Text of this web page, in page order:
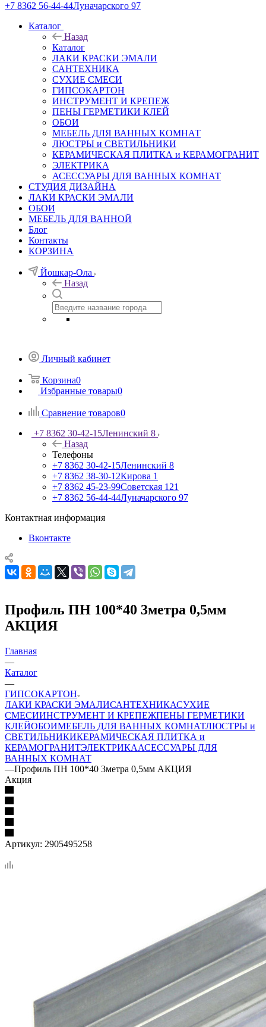
+7 8362 56-44-44Луначарского 97
Каталог
Назад
Каталог
ЛАКИ КРАСКИ ЭМАЛИ
САНТЕХНИКА
СУХИЕ СМЕСИ
ГИПСОКАРТОН
ИНСТРУМЕНТ И КРЕПЕЖ
ПЕНЫ ГЕРМЕТИКИ КЛЕЙ
ОБОИ
МЕБЕЛЬ ДЛЯ ВАННЫХ КОМНАТ
ЛЮСТРЫ и СВЕТИЛЬНИКИ
КЕРАМИЧЕСКАЯ ПЛИТКА и КЕРАМОГРАНИТ
ЭЛЕКТРИКА
АСЕССУАРЫ ДЛЯ ВАННЫХ КОМНАТ
СТУДИЯ ДИЗАЙНА
ЛАКИ КРАСКИ ЭМАЛИ
ОБОИ
МЕБЕЛЬ ДЛЯ ВАННОЙ
Блог
Контакты
КОРЗИНА
Йошкар-Ола
Назад
Личный кабинет
Корзина0
Избранные товары0
Сравнение товаров0
+7 8362 30-42-15Ленинский 8
Назад
Телефоны
+7 8362 30-42-15Ленинский 8
+7 8362 38-30-12Кирова 1
+7 8362 45-23-99Советская 121
+7 8362 56-44-44Луначарского 97
Контактная информация
Вконтакте
Профиль ПН 100*40 3метра 0,5мм
АКЦИЯ
Главная
—
Каталог
—
ГИПСОКАРТОН
ЛАКИ КРАСКИ ЭМАЛИСАНТЕХНИКАСУХИЕ
СМЕСИИНСТРУМЕНТ И КРЕПЕЖПЕНЫ ГЕРМЕТИКИ
КЛЕЙОБОИМЕБЕЛЬ ДЛЯ ВАННЫХ КОМНАТЛЮСТРЫ и
СВЕТИЛЬНИКИКЕРАМИЧЕСКАЯ ПЛИТКА и
КЕРАМОГРАНИТЭЛЕКТРИКААСЕССУАРЫ ДЛЯ
ВАННЫХ КОМНАТ
—Профиль ПН 100*40 3метра 0,5мм АКЦИЯ
Акция
Артикул: 2905495258